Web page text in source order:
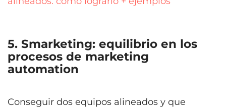
5. Smarketing: equilibrio en los
procesos de marketing
automation
Conseguir dos equipos alineados y que